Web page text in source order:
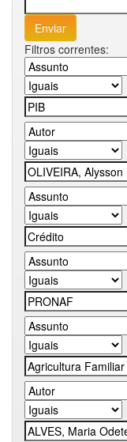
Filtros correntes: